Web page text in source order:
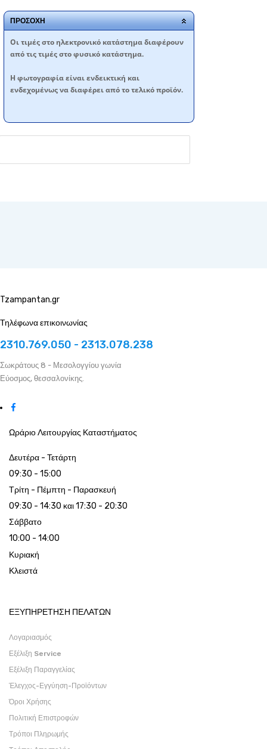
ΠΡΟΣΟΧΗ
Oι τιμές στο ηλεκτρονικό κατάστημα διαφέρουν
από τις τιμές στο φυσικό κατάστημα.
Η φωτογραφία είναι ενδεικτική και
ενδεχομένως να διαφέρει από το τελικό προϊόν.
Tzampantan.gr
Τηλέφωνα επικοινωνίας
2310.769.050 - 2313.078.238
Σωκράτους 8 - Μεσολογγίου γωνία
Εύοσμος, θεσσαλονίκης.
Ωράριο Λειτουργίας Καταστήματος
Δευτέρα - Τετάρτη
09:30 - 15:00
Τρίτη - Πέμπτη - Παρασκευή
09:30 - 14:30 και 17:30 - 20:30
Σάββατο
10:00 - 14:00
Κυριακή
Κλειστά
ΕΞΥΠΗΡΕΤΗΣΗ ΠΕΛΑΤΩΝ
Λογαριασμός
Εξέλιξη Service
Εξέλιξη Παραγγελίας
Έλεγχος-Εγγύηση-Προϊόντων
Όροι Χρήσης
Πολιτική Επιστροφών
Τρόποι Πληρωμής